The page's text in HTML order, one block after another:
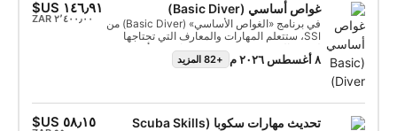
غواص أساسي (Basic Diver)
في برنامج «الغواص الأساسي» (Basic Diver) من
SSI، ستتعلم المهارات والمعارف التي تحتاجها
لتجربة الغوص حتى عمق 12 مترًا برفقة أحد
محترفي إس إس آي (SSI). إنها طريقة رائعة
المفتوحة في غضون 6 أشهر، حتى تتمكن من اتخاذ
٨ أغسطس ٢٠٢٦ م +82 المزيد
تحديث مهارات سكوبا (Scuba Skills